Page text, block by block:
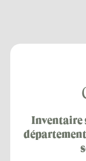
Inventaire